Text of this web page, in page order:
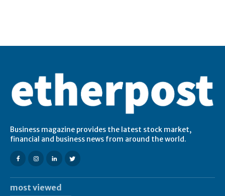
Business magazine provides the latest stock market,
financial and business news from around the world.
most viewed